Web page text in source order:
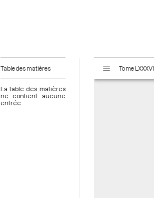
Table des matières
La table des matières
ne contient aucune
entrée.
s